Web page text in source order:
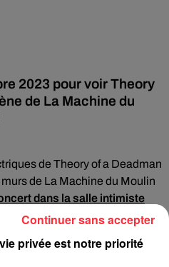
2023 pour voir Theory
de La Machine du
de Theory of a Deadman
de La Machine du Moulin
dans la salle intimiste
avec OÜI FM.
metal alternatif canadien a été
Chad Kroeger.
privée est notre priorité
Continuer sans accepter